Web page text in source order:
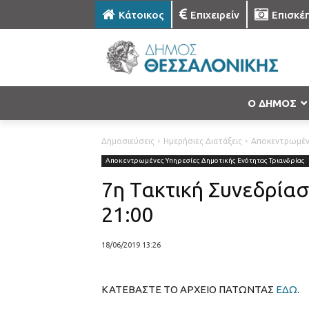
Κάτοικος Επιχειρείν
Ο ΔΗΜΟΣ
Δημοσιεύσεις Ημερήσιες Διατάξεις
Αποκεντρωμένες Υπηρεσίες Δημοτικής Ενότητας Τριανδρίας
7η Τακτική
21:00
18/06/2019 13:26
ΚΑΤΕΒΑΣΤΕ ΤΟ ΑΡΧΕΙΟ ΠΑΤΩΝΤΑΣ ΕΔΩ.